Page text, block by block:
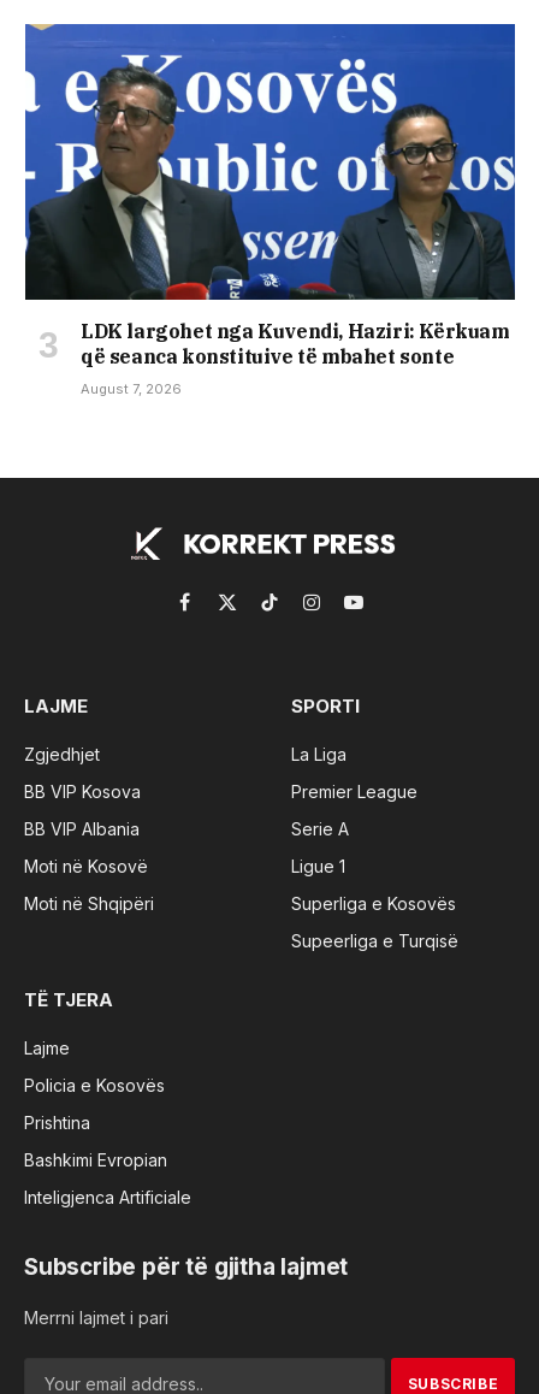
LDK largohet nga Kuvendi, Haziri: Kërkuam
që seanca konstituive të mbahet sonte
August 7, 2026
Facebook
X
TikTokInstagramYouTube
LAJME
Zgjedhjet
BB VIP Kosova
BB VIP Albania
Moti në Kosovë
Moti në Shqipëri
SPORTI
La Liga
Premier League
Serie A
Ligue 1
Superliga e Kosovës
Supeerliga e Turqisë
TË TJERA
Lajme
Policia e Kosovës
Prishtina
Bashkimi Evropian
Inteligjenca Artificiale
Subscribe për të gjitha lajmet
Merrni lajmet i pari